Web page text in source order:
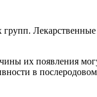
их появления
в